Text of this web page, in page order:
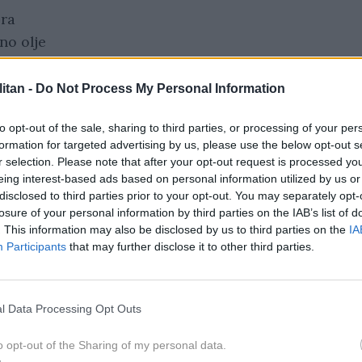
- Do Not Process My Personal Information
opt-out of the sale, sharing to third parties, or processing of your
for targeted advertising by us, please use the below opt-out
selection. Please note that after your opt-out request is processed
interest-based ads based on personal information utilized by us
to third parties prior to your opt-out. You may separately
of your personal information by third parties on the IAB’s list of
This information may also be disclosed by us to third parties on the
Participants that may further disclose it to other third parties.
Data Processing Opt Outs
opt-out of the Sharing of my personal data.
olje
olivnega olja
si oglejte tukaj: